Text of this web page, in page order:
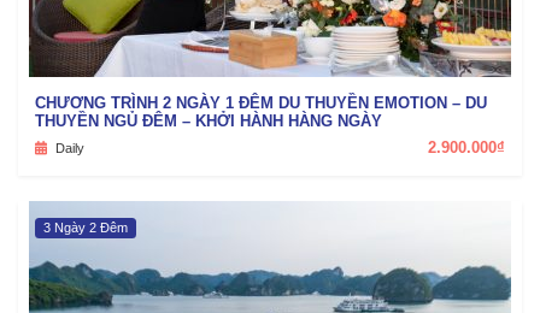
CHƯƠNG TRÌNH 2 NGÀY 1 ĐÊM DU THUYỀN EMOTION – DU
THUYỀN NGỦ ĐÊM – KHỞI HÀNH HÀNG NGÀY
Daily 2.900.000₫
3 Ngày 2 Đêm